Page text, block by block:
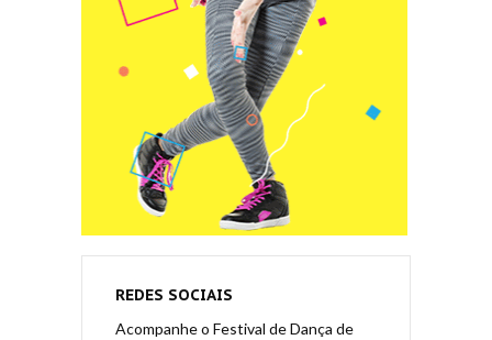
REDES SOCIAIS
Acompanhe o Festival de Dança de